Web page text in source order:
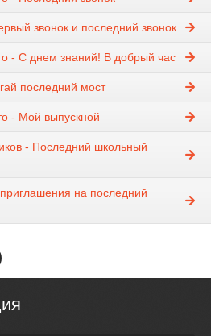
звонок и последний звонок
- С днем знаний! В добрый час
последний мост
- Мой выпускной
- Последний школьный
на последний